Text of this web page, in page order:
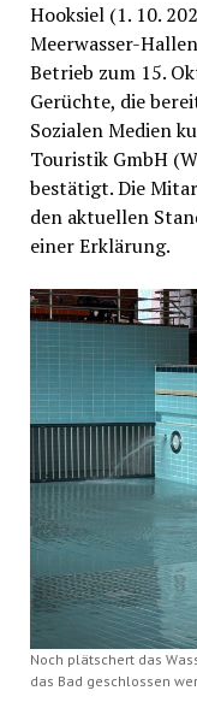
Hooksiel (1. 10.
Meerwasser-
Betrieb zum 15.
Gerüchte, die
Sozialen Medien
Touristik GmbH
bestätigt. Die
den aktuellen
einer Erklärung.
Noch plätschert das
das Bad geschlossen